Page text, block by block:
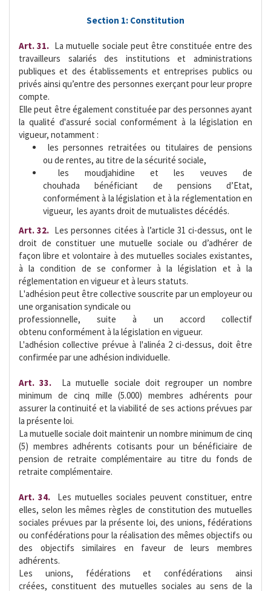
Section 1: Constitution
Art. 31.  La mutuelle sociale peut être constituée entre des
travailleurs salariés des institutions et administrations
publiques et des établissements et entreprises publics ou
privés ainsi qu’entre des personnes exerçant pour leur propre
compte.
Elle peut être également constituée par des personnes ayant
la qualité d'assuré social conformément à la législation en
vigueur, notamment :
 les personnes retraitées ou titulaires de pensions
ou de rentes, au titre de la sécurité sociale,
 les moudjahidine et les veuves de
chouhada bénéficiant de pensions d’Etat,
conformément à la législation et à la réglementation en
vigueur,  les ayants droit de mutualistes décédés.
Art. 32.  Les personnes citées à l’article 31 ci-dessus, ont le
droit de constituer une mutuelle sociale ou d’adhérer de
façon libre et volontaire à des mutuelles sociales existantes,
à la condition de se conformer à la législation et à la
réglementation en vigueur et à leurs statuts.
L'adhésion peut être collective souscrite par un employeur ou
une organisation syndicale ou
professionnelle, suite à un accord collectif
obtenu conformément à la législation en vigueur.
L'adhésion collective prévue à l'alinéa 2 ci-dessus, doit être
confirmée par une adhésion individuelle.
Art. 33.  La mutuelle sociale doit regrouper un nombre
minimum de cinq mille (5.000) membres adhérents pour
assurer la continuité et la viabilité de ses actions prévues par
la présente loi.
La mutuelle sociale doit maintenir un nombre minimum de cinq
(5) membres adhérents cotisants pour un bénéficiaire de
pension de retraite complémentaire au titre du fonds de
retraite complémentaire.
Art. 34.  Les mutuelles sociales peuvent constituer, entre
elles, selon les mêmes règles de constitution des mutuelles
sociales prévues par la présente loi, des unions, fédérations
ou confédérations pour la réalisation des mêmes objectifs ou
des objectifs similaires en faveur de leurs membres
adhérents.
Les unions, fédérations et confédérations ainsi
créées, constituent des mutuelles sociales au sens de la